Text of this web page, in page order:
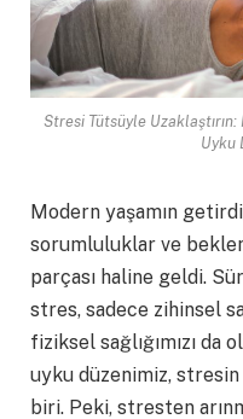
Stresi Tütsüyle Uzaklaştırın:
Uyku
Modern yaşamın
sorumluluklar ve
parçası haline geldi.
stres, sadece zihinsel
fiziksel sağlığımızı
uyku düzenimiz,
biri. Peki, stresten